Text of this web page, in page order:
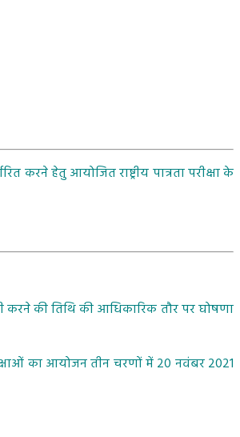
करने हेतु आयोजित राष्ट्रीय पात्रता परीक्षा के
करने की तिथि की आधिकारिक तौर पर घोषणा
का आयोजन तीन चरणों में 20 नवंबर 2021